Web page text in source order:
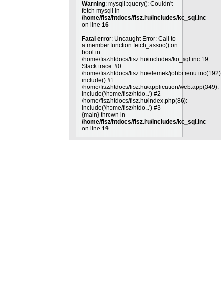
Warning: mysqli::query(): Couldn't
fetch mysqli in
/home/fisz/htdocs/fisz.hu/includes/ko_sql.inc
on line 16
Fatal error: Uncaught Error: Call to
a member function fetch_assoc() on
bool in
/home/fisz/htdocs/fisz.hu/includes/ko_sql.inc:19
Stack trace: #0
/home/fisz/htdocs/fisz.hu/elemek/
include() #1
/home/fisz/htdocs/fisz.hu/application/web.app(349):
include('/home/fisz/htdo...') #2
/home/fisz/htdocs/fisz.hu/index.php(86):
include('/home/fisz/htdo...') #3
{main} thrown in
/home/fisz/htdocs/fisz.hu/includes/ko_sql.inc
on line 19